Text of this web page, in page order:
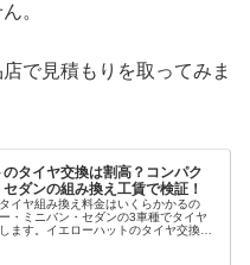
。
で見積もりを取ってみま
タイヤ交換は割高？コンパク
セダンの組み換え工賃で検証！
イヤ組み換え料金はいくらかかるの
・ミニバン・セダンの3車種でタイヤ
ます。イエローハットのタイヤ交換よ